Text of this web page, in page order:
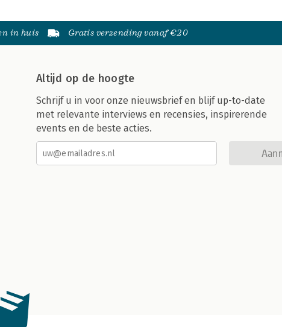
in huis Gratis verzending vanaf €20
Altijd op de hoogte
Schrijf u in voor onze nieuwsbrief en blijf up-to-date
met relevante interviews en recensies, inspirerende
events en de beste acties.